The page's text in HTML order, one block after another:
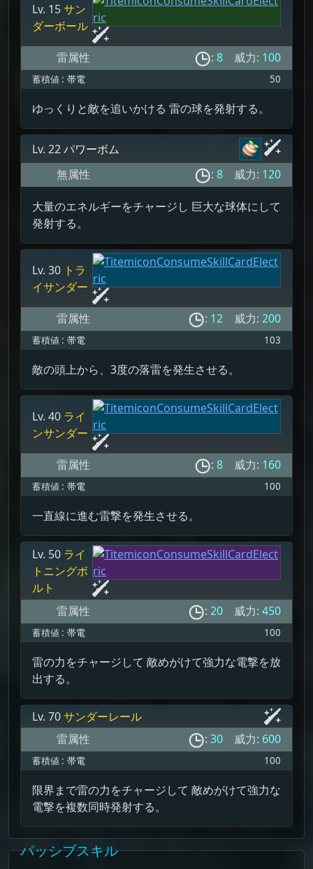
Lv. 15サン
ダーボール
雷属性 : 8 威力: 100
蓄積値 : 帯電 50
ゆっくりと敵を追いかける 雷の球を発射する。
Lv. 22パワーボム
無属性
: 8 威力: 120
大量のエネルギーをチャージし 巨大な球体にして
発射する。
Lv. 30 トラ
イサンダー
雷属性 : 12 威力: 200
蓄積値 : 帯電 103
敵の頭上から、3度の落雷を発生させる。
Lv. 40 ライ
ンサンダー
雷属性 : 8 威力: 160
蓄積値 : 帯電 100
一直線に進む雷撃を発生させる。
Lv. 50 ライ
トニングボ
ルト
雷属性
: 20 威力: 450
蓄積値 : 帯電 100
雷の力をチャージして 敵めがけて強力な電撃を放
出する。
Lv. 70サンダーレール
雷属性
: 30 威力: 600
蓄積値 : 帯電 100
限界まで雷の力をチャージして 敵めがけて強力な
電撃を複数同時発射する。
パッシブスキル